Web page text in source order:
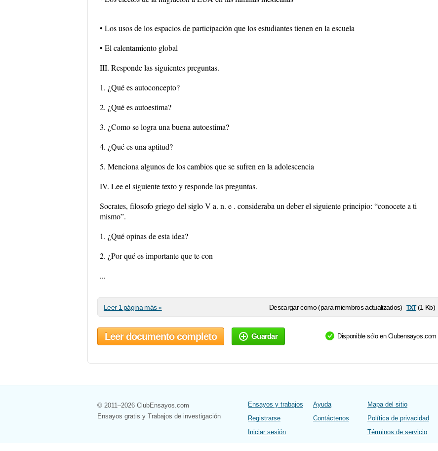
• Los usos de los espacios de participación que los estudiantes tienen en la escuela
• El calentamiento global
III. Responde las siguientes preguntas.
1. ¿Qué es autoconcepto?
2. ¿Qué es autoestima?
3. ¿Como se logra una buena autoestima?
4. ¿Qué es una aptitud?
5. Menciona algunos de los cambios que se sufren en la adolescencia
IV. Lee el siguiente texto y responde las preguntas.
Socrates, filosofo griego del siglo V a. n. e . consideraba un deber el siguiente principio: “conocete a ti
mismo”.
1. ¿Qué opinas de esta idea?
2. ¿Por qué es importante que te con
...
Descargar como (para miembros actualizados) txt(1 Kb)
Leer 1 página más »
Leer documento completo Guardar Disponible sólo en Clubensayos.com
© 2011–2026 ClubEnsayos.com
Ensayos gratis y Trabajos de investigación
Ensayos y trabajos
Registrarse
Iniciar sesión
Ayuda
Contáctenos
Mapa del sitio
Política de privacidad
Términos de servicio